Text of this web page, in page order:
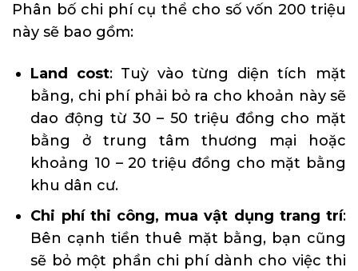
Phân bố chi phí cụ thể cho số vốn 200 triệu
này sẽ bao gồm:
Land cost: Tuỳ vào từng diện tích mặt
bằng, chi phí phải bỏ ra cho khoản này sẽ
dao động từ 30 – 50 triệu đồng cho mặt
bằng ở trung tâm thương mại hoặc
khoảng 10 – 20 triệu đồng cho mặt bằng
khu dân cư.
Chi phí thi công, mua vật dụng trang trí:
Bên cạnh tiền thuê mặt bằng, bạn cũng
sẽ bỏ một phần chi phí dành cho việc thi